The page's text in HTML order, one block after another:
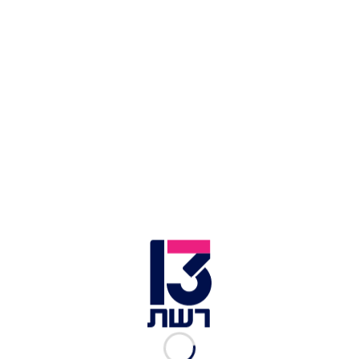
ישיבת האדמו"רים | צילום: שוקי לרר
הבוקר בעיתון "המבשר" המזוהה עם אגודת ישראל
פורסמה בגדול החלטת מועצת גדולי התורה לצד
הכיתוב: "לנוכח הסכנה המרחפת על עולם התורה